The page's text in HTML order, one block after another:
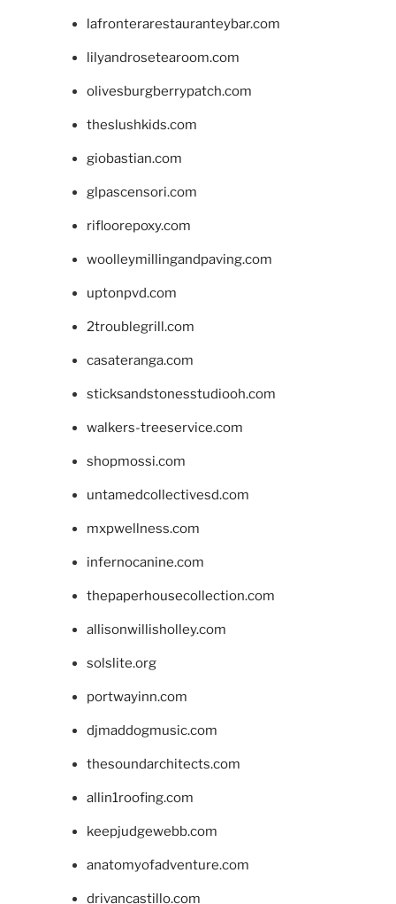
lafronterarestauranteybar.com
lilyandrosetearoom.com
olivesburgberrypatch.com
theslushkids.com
giobastian.com
glpascensori.com
rifloorepoxy.com
woolleymillingandpaving.com
uptonpvd.com
2troublegrill.com
casateranga.com
sticksandstonesstudiooh.com
walkers-treeservice.com
shopmossi.com
untamedcollectivesd.com
mxpwellness.com
infernocanine.com
thepaperhousecollection.com
allisonwillisholley.com
solslite.org
portwayinn.com
djmaddogmusic.com
thesoundarchitects.com
allin1roofing.com
keepjudgewebb.com
anatomyofadventure.com
drivancastillo.com